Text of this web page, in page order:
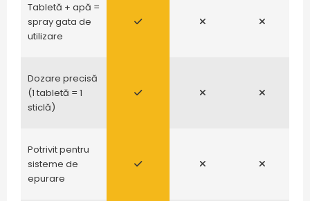
Tabletă + apă =
spray gata de
utilizare
Dozare precisă
(1 tabletă = 1
sticlă)
Potrivit pentru
sisteme de
epurare